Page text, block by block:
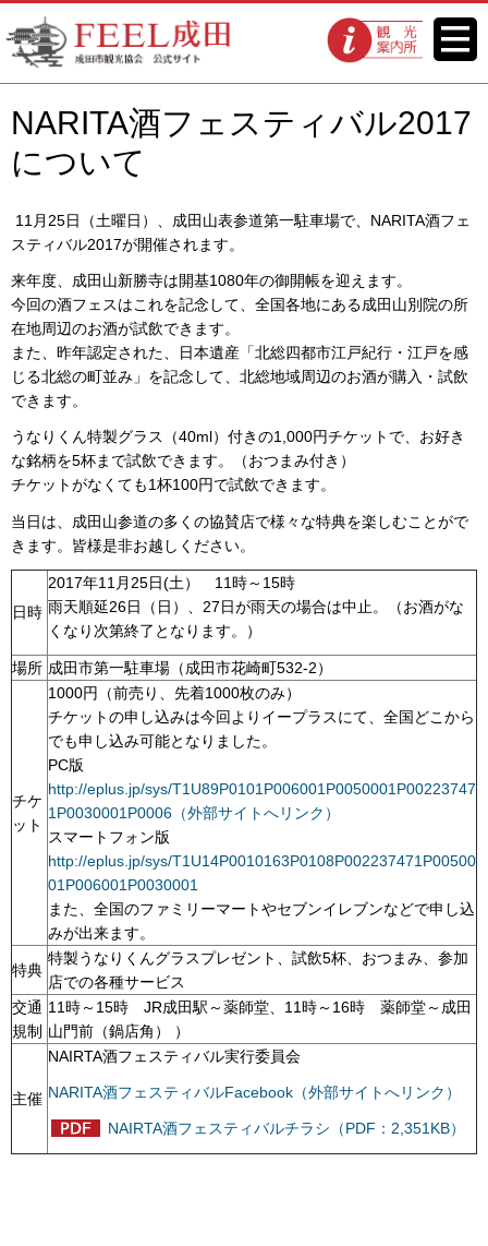
FEEL成田 成田市観光協会 公式
サイト
観光案内所
メニ
ュー
NARITA酒フェスティバル2017
について
11月25日（土曜日）、成田山表参道第一駐車場で、NARITA酒フェ
スティバル2017が開催されます。
来年度、成田山新勝寺は開基1080年の御開帳を迎えます。
今回の酒フェスはこれを記念して、全国各地にある成田山別院の所
在地周辺のお酒が試飲できます。
また、昨年認定された、日本遺産「北総四都市江戸紀行・江戸を感
じる北総の町並み」を記念して、北総地域周辺のお酒が購入・試飲
できます。
うなりくん特製グラス（40ml）付きの1,000円チケットで、お好き
な銘柄を5杯まで試飲できます。（おつまみ付き）
チケットがなくても1杯100円で試飲できます。
当日は、成田山参道の多くの協賛店で様々な特典を楽しむことがで
きます。皆様是非お越しください。
日時
2017年11月25日(土） 11時～15時
雨天順延26日（日）、27日が雨天の場合は中止。（お酒がな
くなり次第終了となります。）
場所 成田市第一駐車場（成田市花崎町532-2）
チケ
ット
1000円（前売り、先着1000枚のみ）
チケットの申し込みは今回よりイープラスにて、全国どこから
でも申し込み可能となりました。
PC版
http://eplus.jp/sys/T1U89P0101P006001P0050001P00223747
1P0030001P0006（外部サイトへリンク）
スマートフォン版
http://eplus.jp/sys/T1U14P0010163P0108P002237471P00500
01P006001P0030001
また、全国のファミリーマートやセブンイレブンなどで申し込
みが出来ます。
特典
特製うなりくんグラスプレゼント、試飲5杯、おつまみ、参加
店での各種サービス
交通
規制
11時～15時 JR成田駅～薬師堂、11時～16時 薬師堂～成田
山門前（鍋店角） ）
主催
NAIRTA酒フェスティバル実行委員会
NARITA酒フェスティバルFacebook（外部サイトへリンク）
NAIRTA酒フェスティバルチラシ（PDF：2,351KB）